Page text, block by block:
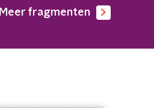
Meer fragmenten